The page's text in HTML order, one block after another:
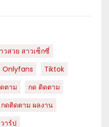
สวย สาวเซ็กซี่
Onlyfans
Tiktok
ตาม
กด ติดตาม
กดติดตาม ผลงาน
าร์ป